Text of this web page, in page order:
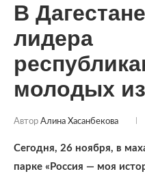
В
лидера
молодых
Автор Алина Хасанбекова
Сегодня, 26 ноября, в
парке «Россия — моя